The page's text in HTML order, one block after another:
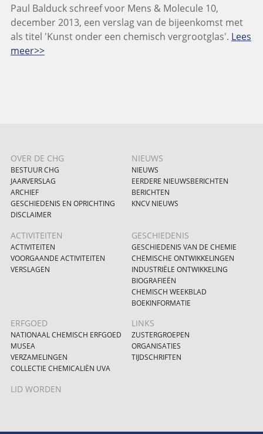
Paul Balduck schreef voor Mens & Molecule 10,
december 2013, een verslag van de bijeenkomst met
als titel 'Kunst onder een chemisch vergrootglas'. Lees
meer>>
OVER DE CHG
BESTUUR CHG
JAARVERSLAG
ARCHIEF
GESCHIEDENIS EN OPRICHTING
DISCLAIMER
NIEUWS
NIEUWS
EERDERE NIEUWSBERICHTEN
BERICHTEN
KNCV NIEUWS
ACTIVITEITEN
ACTIVITEITEN
VOORGAANDE ACTIVITEITEN
VERSLAGEN
GESCHIEDENIS
GESCHIEDENIS VAN DE CHEMIE
CHEMISCHE ONTWIKKELINGEN
INDUSTRIËLE ONTWIKKELING
BIOGRAFIEËN
CHEMISCH WEEKBLAD
BOEKINFORMATIE
ERFGOED
NATIONAAL CHEMISCH ERFGOED
MUSEA
VERZAMELINGEN
COLLECTIE CHEMICALIËN UVA
LINKS
ZUSTERGROEPEN
ORGANISATIES
TIJDSCHRIFTEN
LID WORDEN